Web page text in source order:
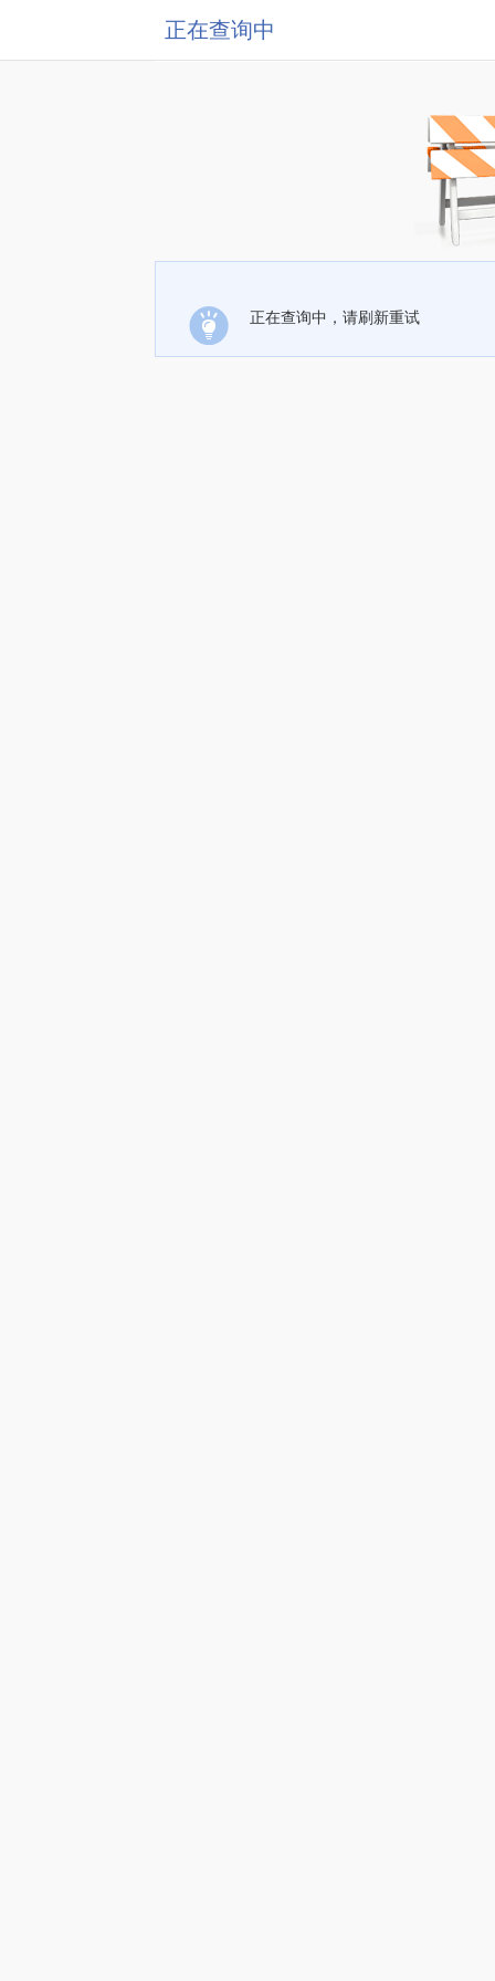
正在查询中
正在查询中，请刷新重试